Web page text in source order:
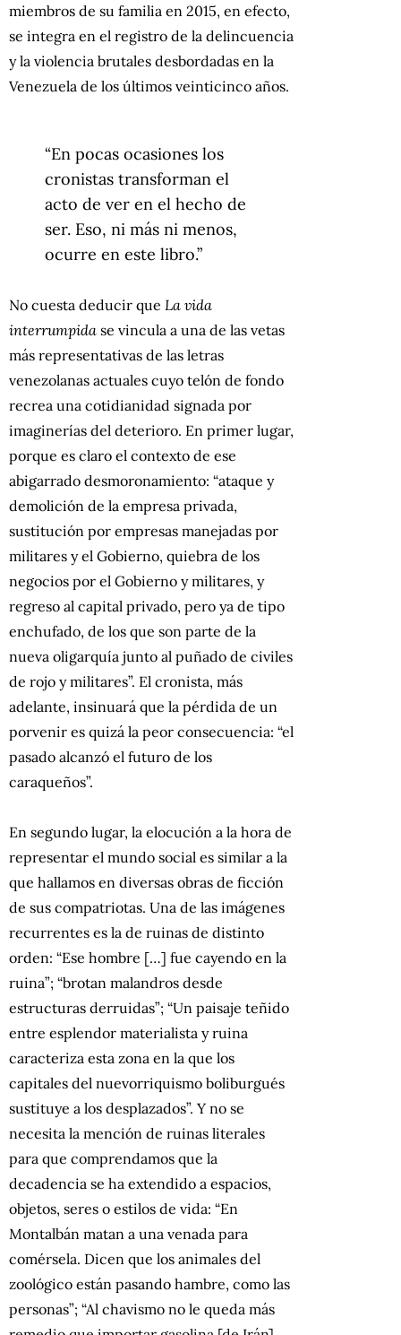
miembros de su familia en 2015, en efecto,
se integra en el registro de la delincuencia
y la violencia brutales desbordadas en la
Venezuela de los últimos veinticinco años.
“En pocas ocasiones los
cronistas transforman el
acto de ver en el hecho de
ser. Eso, ni más ni menos,
ocurre en este libro.”
No cuesta deducir que La vida
interrumpida se vincula a una de las vetas
más representativas de las letras
venezolanas actuales cuyo telón de fondo
recrea una cotidianidad signada por
imaginerías del deterioro. En primer lugar,
porque es claro el contexto de ese
abigarrado desmoronamiento: “ataque y
demolición de la empresa privada,
sustitución por empresas manejadas por
militares y el Gobierno, quiebra de los
negocios por el Gobierno y militares, y
regreso al capital privado, pero ya de tipo
enchufado, de los que son parte de la
nueva oligarquía junto al puñado de civiles
de rojo y militares”. El cronista, más
adelante, insinuará que la pérdida de un
porvenir es quizá la peor consecuencia: “el
pasado alcanzó el futuro de los
caraqueños”.
En segundo lugar, la elocución a la hora de
representar el mundo social es similar a la
que hallamos en diversas obras de ficción
de sus compatriotas. Una de las imágenes
recurrentes es la de ruinas de distinto
orden: “Ese hombre […] fue cayendo en la
ruina”; “brotan malandros desde
estructuras derruidas”; “Un paisaje teñido
entre esplendor materialista y ruina
caracteriza esta zona en la que los
capitales del nuevorriquismo boliburgués
sustituye a los desplazados”. Y no se
necesita la mención de ruinas literales
para que comprendamos que la
decadencia se ha extendido a espacios,
objetos, seres o estilos de vida: “En
Montalbán matan a una venada para
comérsela. Dicen que los animales del
zoológico están pasando hambre, como las
personas”; “Al chavismo no le queda más